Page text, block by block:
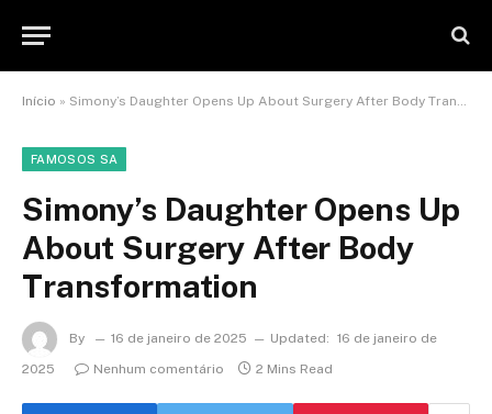
Início » Simony’s Daughter Opens Up About Surgery After Body Transformation
FAMOSOS SA
Simony’s Daughter Opens Up
About Surgery After Body
Transformation
By 16 de janeiro de 2025 Updated: 16 de janeiro de
2025
Nenhum comentário 2 Mins Read